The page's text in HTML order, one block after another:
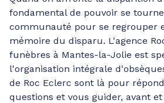
fondamental de pouvoir se
communauté pour se regrouper
mémoire du disparu. L'agence
funèbres à Mantes-la-Jolie est
l'organisation intégrale
de Roc Eclerc sont là pour
questions et vous guider, avant